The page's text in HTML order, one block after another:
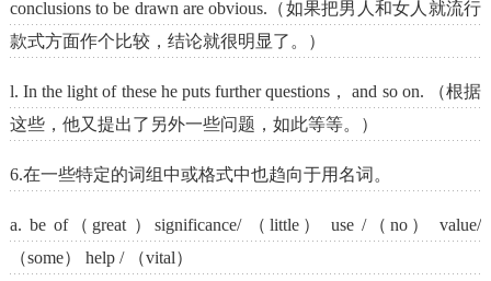
conclusions to be drawn are obvious.（如果把男人和女人就流行
款式方面作个比较，结论就很明显了。）
l. In the light of these he puts further questions， and so on. （根据
这些，他又提出了另外一些问题，如此等等。）
6.在一些特定的词组中或格式中也趋向于用名词。
a. be of（great ）significance/ （little） use /（no） value/
（some） help / （vital）